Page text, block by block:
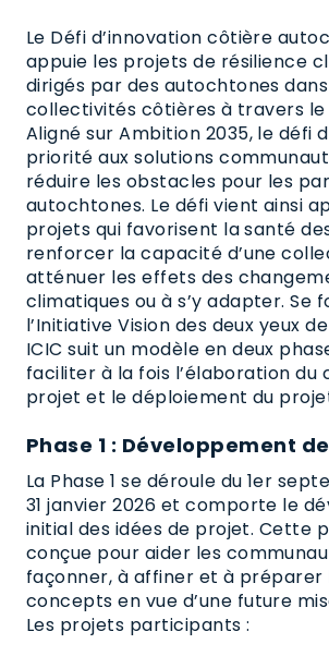
Le Défi d’innovation côtière
appuie les projets de résilience
dirigés par des autochtones
collectivités côtières à travers le
Aligné sur Ambition 2035, le défi
priorité aux solutions
réduire les obstacles pour les
autochtones. Le défi vient ainsi
projets qui favorisent la santé
renforcer la capacité d’une
atténuer les effets des
climatiques ou à s’y adapter. Se
l’Initiative Vision des deux yeux
ICIC suit un modèle en deux
faciliter à la fois l’élaboration du
projet et le déploiement du
Phase 1 : Développement
La Phase 1 se déroule du 1er
31 janvier 2026 et comporte le
initial des idées de projet. Cette
conçue pour aider les
façonner, à affiner et à préparer
concepts en vue d’une future
Les projets participants :